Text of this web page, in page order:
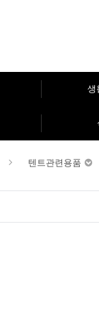
생
텐트관련용품